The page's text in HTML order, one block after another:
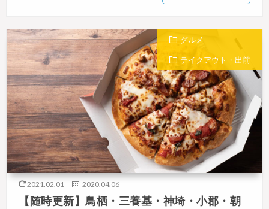
グルメ
テイクアウト・出前
2021.02.01 2020.04.06
【随時更新】鳥栖・三養基・神埼・小郡・朝